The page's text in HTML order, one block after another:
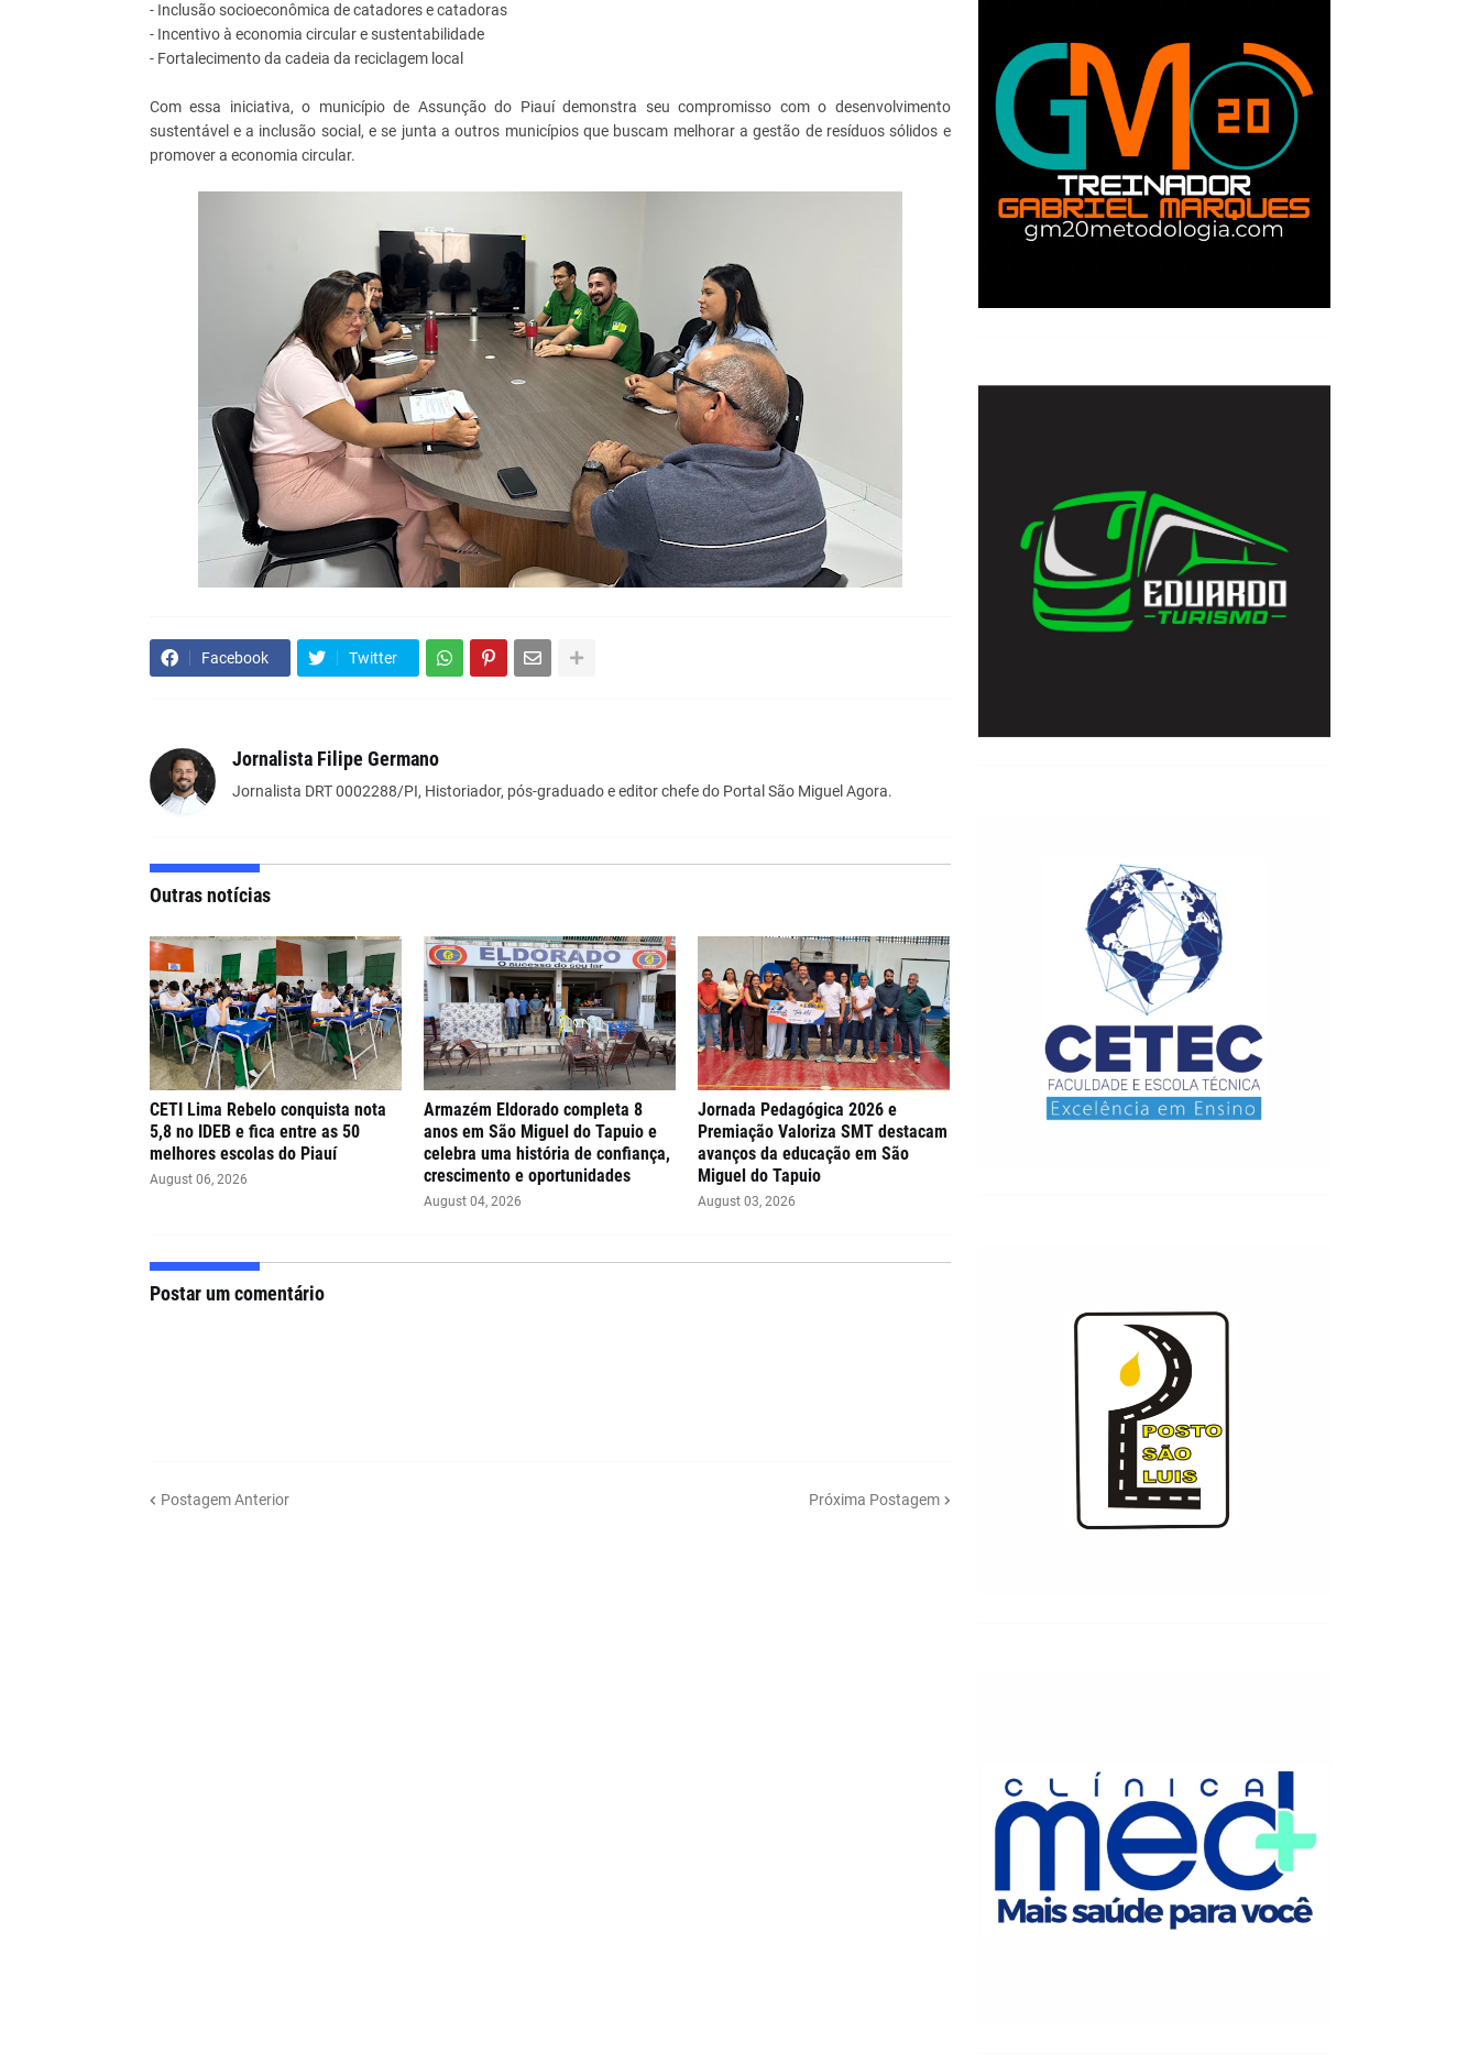
- Inclusão socioeconômica de catadores e catadoras
- Incentivo à economia circular e sustentabilidade
- Fortalecimento da cadeia da reciclagem local
Com essa iniciativa, o município de Assunção do Piauí demonstra seu compromisso com o desenvolvimento
sustentável e a inclusão social, e se junta a outros municípios que buscam melhorar a gestão de resíduos sólidos e
promover a economia circular.
Facebook Twitter
Jornalista Filipe Germano
Jornalista DRT 0002288/PI, Historiador, pós-graduado e editor chefe do Portal São Miguel Agora.
Outras notícias
CETI Lima Rebelo conquista nota
5,8 no IDEB e fica entre as 50
melhores escolas do Piauí
August 06, 2026
Armazém Eldorado completa 8
anos em São Miguel do Tapuio e
celebra uma história de confiança,
crescimento e oportunidades
August 04, 2026
Jornada Pedagógica 2026 e
Premiação Valoriza SMT destacam
avanços da educação em São
Miguel do Tapuio
August 03, 2026
Postar um comentário
Postagem Anterior Próxima Postagem